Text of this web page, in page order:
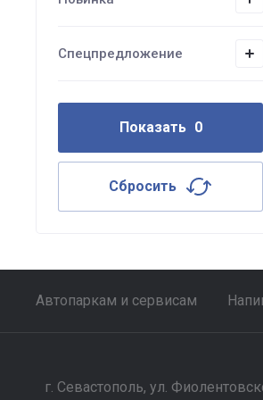
Спецпредложение
Показать 0
Сбросить
Автопаркам и сервисам
г. Севастополь, ул.